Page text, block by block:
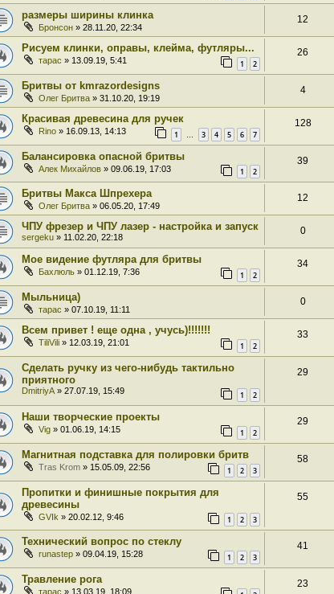
размеры ширины клинка
Бронсон » 28.11.20, 22:34
12
Рисуем клинки, оправы, клейма, футляры...
тарас » 13.09.19, 5:41 1 2
26
Бритвы от kmrazordesigns
Олег Бритва » 31.10.20, 19:19
4
Красивая древесина для ручек
Rino » 16.09.13, 14:13 1 … 3 4 5 6 7
128
Балансировка опасной бритвы
Алек Михайлов » 09.06.19, 17:03 1 2
39
Бритвы Макса Шпрехера
Олег Бритва » 06.05.20, 17:49
12
ЧПУ фрезер и ЧПУ лазер - настройка и запуск
sergeku » 11.02.20, 22:18
0
Мое видение футляра для бритвы
Бахлюль » 01.12.19, 7:36 1 2
34
Мыльница)
тарас » 07.10.19, 11:11
0
Всем привет ! еще одна , учусь)!!!!!!!
TiliVili » 12.03.19, 21:01 1 2
33
Сделать ручку из чего-нибудь тактильно
приятного
DmitriyA » 27.07.19, 15:49 1 2
29
Наши творческие проекты
Vig » 01.06.19, 14:15 1 2
29
Магнитная подставка для полировки бритв
Tras Krom » 15.05.09, 22:56 1 2 3
58
Пропитки и финишные покрытия для
древесины
GVIk » 20.02.12, 9:46 1 2 3
55
Технический вопрос по стеклу
runastep » 09.04.19, 15:28 1 2 3
41
Травление рога
тарас » 13.03.19, 18:09
23